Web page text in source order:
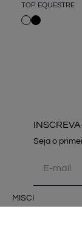
TOP EQUESTRE
MISCI